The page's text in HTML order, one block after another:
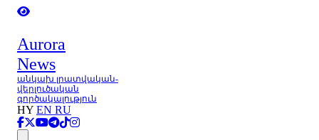
Aurora
News
անկախ լրատվական-
վերլուծական
գործակալություն
HY EN RU